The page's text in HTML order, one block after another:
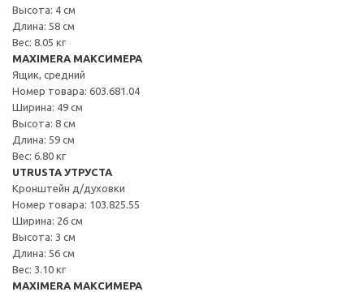
Высота: 4 см
Длина: 58 см
Вес: 8.05 кг
MAXIMERA МАКСИМЕРА
Ящик, средний
Номер товара: 603.681.04
Ширина: 49 см
Высота: 8 см
Длина: 59 см
Вес: 6.80 кг
UTRUSTA УТРУСТА
Кронштейн д/духовки
Номер товара: 103.825.55
Ширина: 26 см
Высота: 3 см
Длина: 56 см
Вес: 3.10 кг
MAXIMERA МАКСИМЕРА